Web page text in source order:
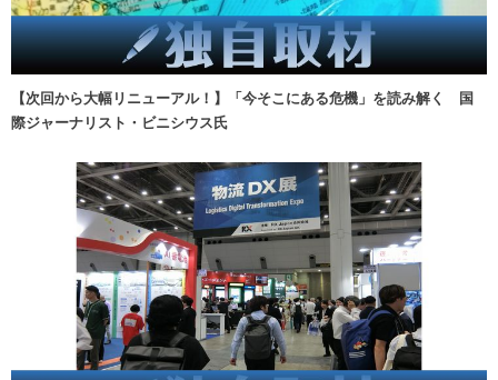
【次回から大幅リニューアル！】「今そこにある危機」を読み解く 国
際ジャーナリスト・ビニシウス氏